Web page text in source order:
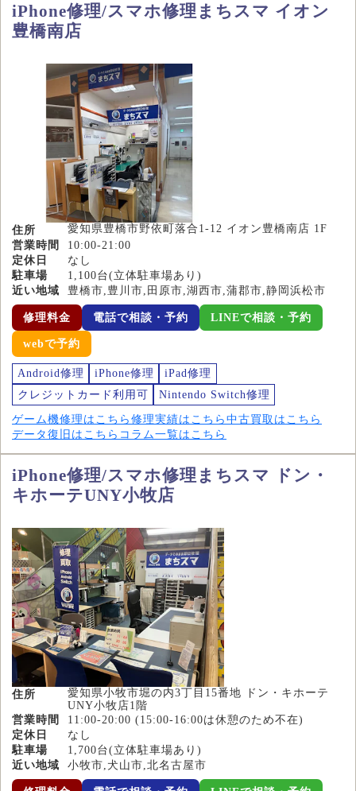
iPhone修理/スマホ修理まちスマ イオン
豊橋南店
住所
愛知県豊橋市野依町落合1-12 イオン豊橋南店 1F
営業時間
10:00-21:00
定休日
なし
駐車場
1,100台(立体駐車場あり)
近い地域
豊橋市,豊川市,田原市,湖西市,蒲郡市,静岡浜松市
修理料金 電話で相談・予約 LINEで相談・予約
webで予約
Android修理 iPhone修理
iPad修理
クレジットカード利用可
Nintendo Switch修理
ゲーム機修理はこちら 修理実績はこちら 中古買取はこちら
データ復旧はこちら コラム一覧はこちら
iPhone修理/スマホ修理まちスマ ドン・
キホーテUNY小牧店
住所
愛知県小牧市堀の内3丁目15番地 ドン・キホーテ
UNY小牧店1階
営業時間
11:00-20:00 (15:00-16:00は休憩のため不在)
定休日
なし
駐車場
1,700台(立体駐車場あり)
近い地域
小牧市,犬山市,北名古屋市